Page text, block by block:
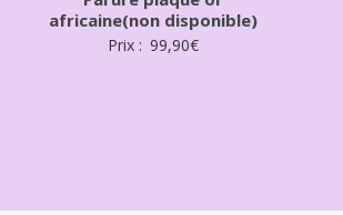
africaine(non disponible)
Prix : 99,90€